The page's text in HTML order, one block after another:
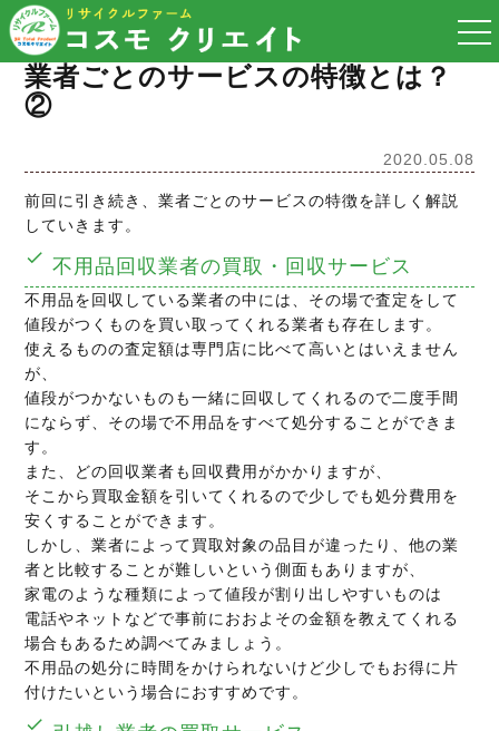
業者ごとのサービスの特徴とは？
②
2020.05.08
前回に引き続き、業者ごとのサービスの特徴を詳しく解説
していきます。
不用品回収業者の買取・回収サービス
不用品を回収している業者の中には、その場で査定をして
値段がつくものを買い取ってくれる業者も存在します。
使えるものの査定額は専門店に比べて高いとはいえません
が、
値段がつかないものも一緒に回収してくれるので二度手間
にならず、その場で不用品をすべて処分することができま
す。
また、どの回収業者も回収費用がかかりますが、
そこから買取金額を引いてくれるので少しでも処分費用を
安くすることができます。
しかし、業者によって買取対象の品目が違ったり、他の業
者と比較することが難しいという側面もありますが、
家電のような種類によって値段が割り出しやすいものは
電話やネットなどで事前におおよその金額を教えてくれる
場合もあるため調べてみましょう。
不用品の処分に時間をかけられないけど少しでもお得に片
付けたいという場合におすすめです。